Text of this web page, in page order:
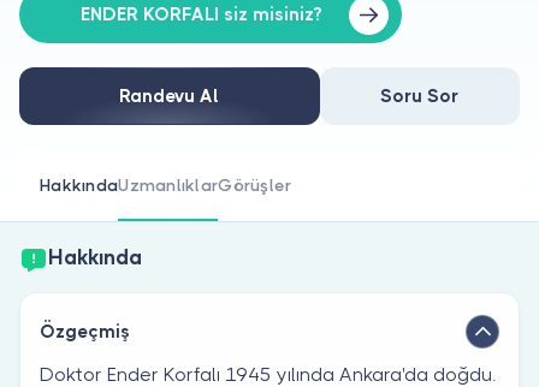
Doktorlar için
Doktor musunuz?
ENDER KORFALI siz misiniz?
Randevu Al Soru Sor
HakkındaUzmanlıklarGörüşler
Hakkında
Özgeçmiş
Doktor Ender Korfalı 1945 yılında Ankara'da doğdu.